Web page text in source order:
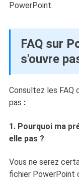
PowerPoint.
FAQ sur
s'ouvre
Consultez les FAQ
pas :
1. Pourquoi ma
elle pas ?
Vous ne serez
fichier PowerPoint